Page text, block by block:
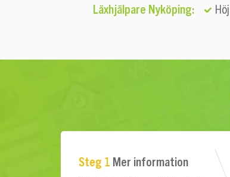
Läxhjälpare Nyköping:
Steg 1 Mer information